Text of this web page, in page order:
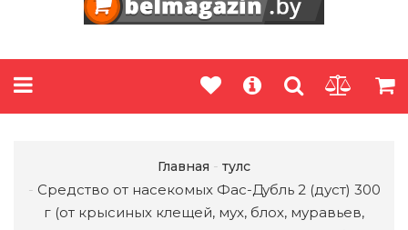
Главная тулс
Средство от насекомых Фас-Дубль 2 (дуст) 300
г (от крысиных клещей, мух, блох, муравьев,